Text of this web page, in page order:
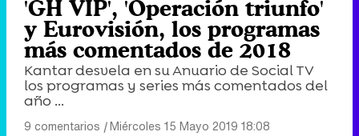
'GH VIP', 'Operación triunfo'
y Eurovisión, los programas
más comentados de 2018
Kantar desvela en su Anuario de Social TV
los programas y series más comentados del
año ...
9 comentarios |Miércoles 15 Mayo 2019 18:08